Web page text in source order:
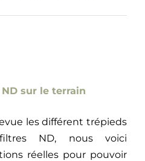
sur le terrain
les différent trépieds
ND, nous voici
réelles pour pouvoir